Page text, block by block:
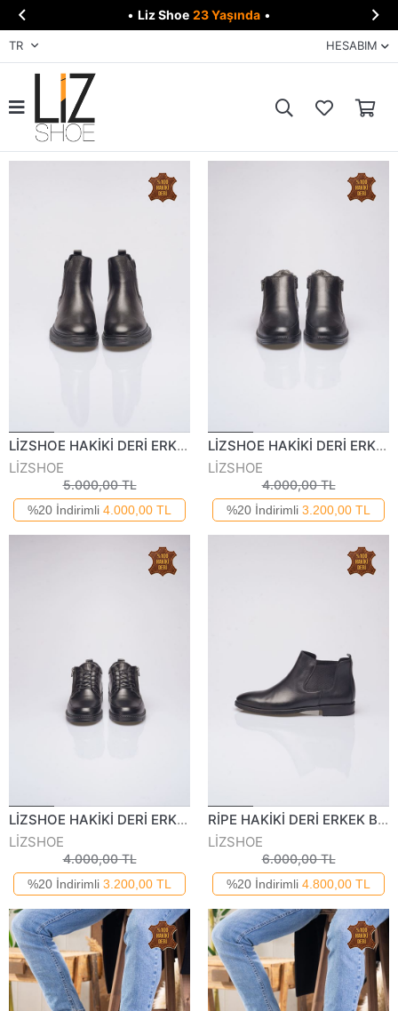
 • Liz Shoe 23 Yaşında • 
TR HESABIM
LİZSHOE HAKİKİ DERİ ERKEK BOT VYGR 103525K
LİZSHOE
5.000,00 TL
%20 İndirimli 4.000,00 TL
LİZSHOE HAKİKİ DERİ ERKEK GÜNLÜK BOT VYGR 551024K
LİZSHOE
4.000,00 TL
%20 İndirimli 3.200,00 TL
LİZSHOE HAKİKİ DERİ ERKEK GÜNLÜK BOT VYGR 551125K
LİZSHOE
4.000,00 TL
%20 İndirimli 3.200,00 TL
RİPE HAKİKİ DERİ ERKEK BOT 809925K
LİZSHOE
6.000,00 TL
%20 İndirimli 4.800,00 TL